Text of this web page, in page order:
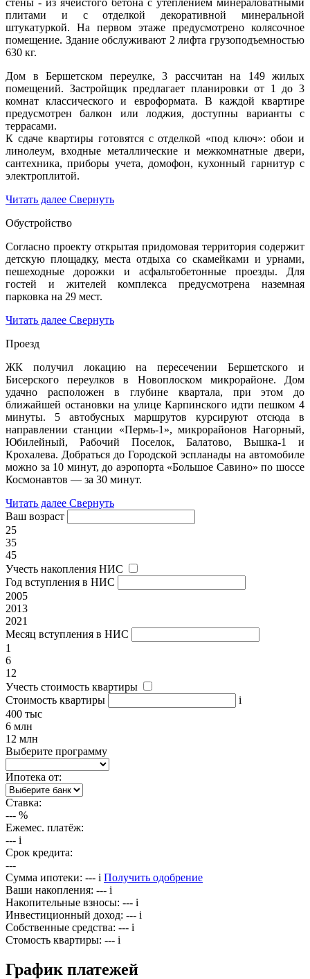
плитами и с отделкой декоративной минеральной
штукатуркой. На первом этаже предусмотрено колясочное
помещение. Здание обслуживают 2 лифта грузоподъемностью
630 кг.
Дом в Бершетском переулке, 3 рассчитан на 149 жилых
помещений. Застройщик предлагает планировки от 1 до 3
комнат классического и евроформата. В каждой квартире
предусмотрен балкон или лоджия, доступны варианты с
террасами.
К сдаче квартиры готовятся с отделкой «под ключ»: обои и
линолеум, входные металлические и межкомнатные двери,
сантехника, приборы учета, домофон, кухонный гарнитур с
электроплитой.
Читать далее Свернуть
Обустройство
Согласно проекту открытая придомовая территория содержит
детскую площадку, места отдыха со скамейками и урнами,
пешеходные дорожки и асфальтобетонные проезды. Для
гостей и жителей комплекса предусмотрена наземная
парковка на 29 мест.
Читать далее Свернуть
Проезд
ЖК получил локацию на пересечении Бершетского и
Бисерского переулков в Новоплоском микрорайоне. Дом
удачно расположен в глубине квартала, при этом до
ближайшей остановки на улице Карпинского идти пешком 4
минуты. 5 автобусных маршрутов курсируют отсюда в
направлении станции «Пермь-1», микрорайонов Нагорный,
Юбилейный, Рабочий Поселок, Балатово, Вышка-1 и
Крохалева. Добраться до Городской эспланады на автомобиле
можно за 10 минут, до аэропорта «Большое Савино» по шоссе
Космонавтов — за 30 минут.
Читать далее Свернуть
Ваш возраст
25
35
45
Учесть накопления НИС
Год вступления в НИС
2005
2013
2021
Месяц вступления в НИС
1
6
12
Учесть стоимость квартиры
Стоимость квартиры
i
400 тыс
6 млн
12 млн
Выберите программу
Ипотека от:
Ставка:
--- %
Ежемес. платёж:
--- i
Срок кредита:
---
Сумма ипотеки: --- i Получить одобрение
Ваши накопления: --- i
Накопительные взносы: --- i
Инвестиционный доход: --- i
Собственные средства: --- i
Стомость квартиры: --- i
График платежей